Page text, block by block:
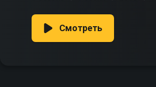
Смотреть